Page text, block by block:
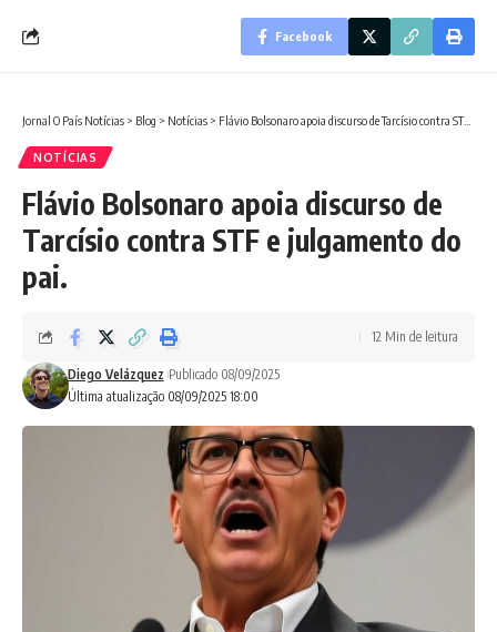
Facebook
Jornal O País Notícias > Blog > Notícias > Flávio Bolsonaro apoia discurso de Tarcísio contra STF e julgamento do pai.
NOTÍCIAS
Flávio Bolsonaro apoia discurso de
Tarcísio contra STF e julgamento do
pai.
Última atualização 08/09/2025 18:00
Diego Velázquez Publicado 08/09/2025
12 Min de leitura